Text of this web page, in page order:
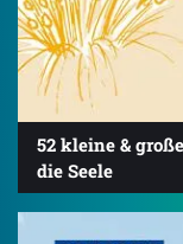
52 kleine &
die Seele